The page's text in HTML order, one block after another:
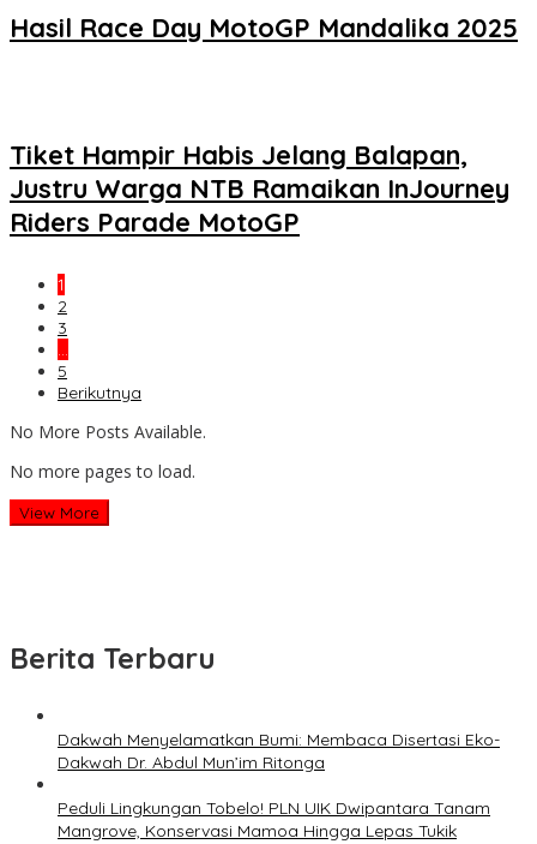
Hasil Race Day MotoGP Mandalika 2025
Tiket Hampir Habis Jelang Balapan,
Justru Warga NTB Ramaikan InJourney
Riders Parade MotoGP
1
2
3
…
5
Berikutnya
No More Posts Available.
No more pages to load.
View More
Berita Terbaru
Dakwah Menyelamatkan Bumi: Membaca Disertasi Eko-
Dakwah Dr. Abdul Mun’im Ritonga
Peduli Lingkungan Tobelo! PLN UIK Dwipantara Tanam
Mangrove, Konservasi Mamoa Hingga Lepas Tukik